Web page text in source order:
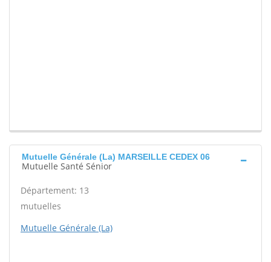
Mutuelle Générale (La) MARSEILLE CEDEX 06
Mutuelle Santé Sénior
Département: 13
mutuelles
Mutuelle Générale (La)